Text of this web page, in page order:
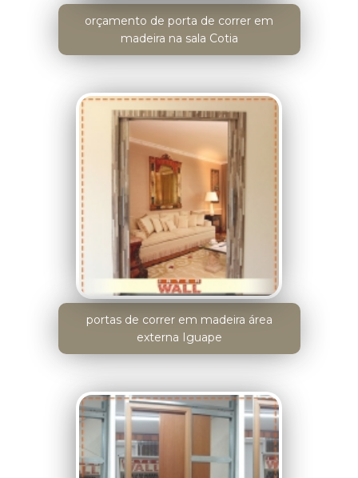
orçamento de porta de correr em
madeira na sala Cotia
portas de correr em madeira área
externa Iguape